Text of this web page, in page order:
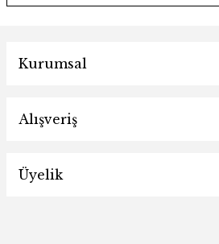
Kurumsal
Alışveriş
Üyelik